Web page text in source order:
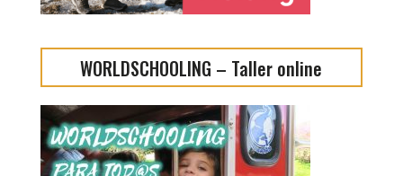
WORLDSCHOOLING – Taller online